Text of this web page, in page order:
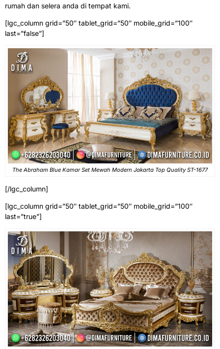
rumah dan selera anda di tempat kami.
[lgc_column grid=”50″ tablet_grid=”50″ mobile_grid=”100″
last=”false”]
The Abraham Blue Kamar Set Mewah Modern Jakarta Top Quality ST-1677
[/lgc_column]
[lgc_column grid=”50″ tablet_grid=”50″ mobile_grid=”100″
last=”true”]